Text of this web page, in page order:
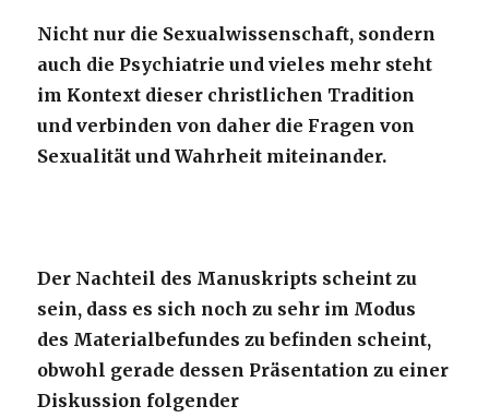
Nicht nur die Sexualwissenschaft, sondern
auch die Psychiatrie und vieles mehr steht
im Kontext dieser christlichen Tradition
und verbinden von daher die Fragen von
Sexualität und Wahrheit miteinander.
Der Nachteil des Manuskripts scheint zu
sein, dass es sich noch zu sehr im Modus
des Materialbefundes zu befinden scheint,
obwohl gerade dessen Präsentation zu einer
Diskussion folgender